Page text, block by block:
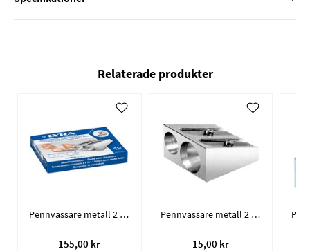
Relaterade produkter
Pennvässare metall 2 hål / 12-pack
155,00 kr
Pennvässare metall 2 hål
15,00 kr